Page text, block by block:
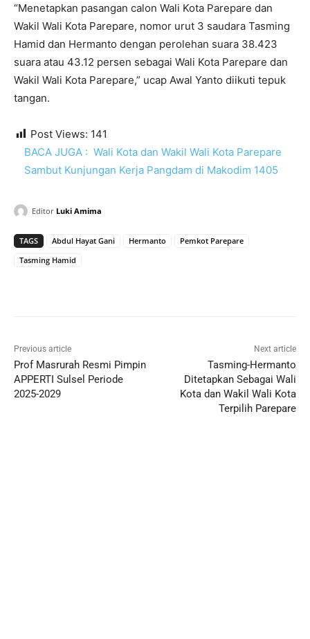
“Menetapkan pasangan calon Wali Kota Parepare dan
Wakil Wali Kota Parepare, nomor urut 3 saudara Tasming
Hamid dan Hermanto dengan perolehan suara 38.423
suara atau 43.12 persen sebagai Wali Kota Parepare dan
Wakil Wali Kota Parepare,” ucap Awal Yanto diikuti tepuk
tangan.
Post Views: 141
BACA JUGA : Wali Kota dan Wakil Wali Kota Parepare
Sambut Kunjungan Kerja Pangdam di Makodim 1405
Editor Luki Amima
TAGS Abdul Hayat Gani Hermanto
Pemkot Parepare
Tasming Hamid
Previous article
Prof Masrurah Resmi Pimpin
APPERTI Sulsel Periode
2025-2029
Next article
Tasming-Hermanto
Ditetapkan Sebagai Wali
Kota dan Wakil Wali Kota
Terpilih Parepare